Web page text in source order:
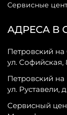
АДРЕСА В
Петровский
ул. Софийская,
Петровский на
ул. Руставели,
Сервисный
Сервисные